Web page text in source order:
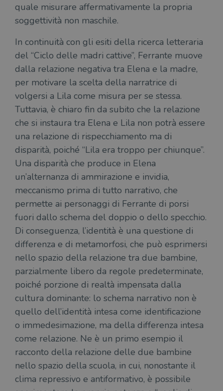
quale misurare affermativamente la propria
soggettività non maschile.
In continuità con gli esiti della ricerca letteraria
del “Ciclo delle madri cattive”, Ferrante muove
dalla relazione negativa tra Elena e la madre,
per motivare la scelta della narratrice di
volgersi a Lila come misura per se stessa.
Tuttavia, è chiaro fin da subito che la relazione
che si instaura tra Elena e Lila non potrà essere
una relazione di rispecchiamento ma di
disparità, poiché “Lila era troppo per chiunque”.
Una disparità che produce in Elena
un’alternanza di ammirazione e invidia,
meccanismo prima di tutto narrativo, che
permette ai personaggi di Ferrante di porsi
fuori dallo schema del doppio o dello specchio.
Di conseguenza, l’identità è una questione di
differenza e di metamorfosi, che può esprimersi
nello spazio della relazione tra due bambine,
parzialmente libero da regole predeterminate,
poiché porzione di realtà impensata dalla
cultura dominante: lo schema narrativo non è
quello dell’identità intesa come identificazione
o immedesimazione, ma della differenza intesa
come relazione. Ne è un primo esempio il
racconto della relazione delle due bambine
nello spazio della scuola, in cui, nonostante il
clima repressivo e antiformativo, è possibile